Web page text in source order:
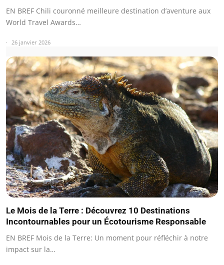
EN BREF Chili couronné meilleure destination d’aventure aux
World Travel Awards…
26 janvier 2026
Le Mois de la Terre : Découvrez 10 Destinations
Incontournables pour un Écotourisme Responsable
EN BREF Mois de la Terre: Un moment pour réfléchir à notre
impact sur la…